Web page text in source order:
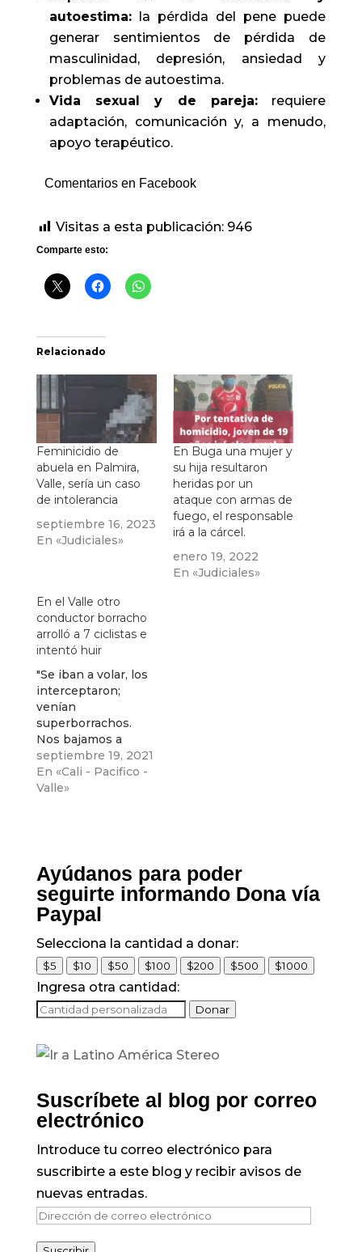
autoestima:la pérdida del pene puede
generar sentimientos de pérdida de
masculinidad, depresión, ansiedad y
problemas de autoestima.
Vida sexual y de pareja:requiere
adaptación, comunicación y, a menudo,
apoyo terapéutico.
Comentarios en Facebook
Visitas a esta publicación: 946
Comparte esto:
Relacionado
Feminicidio de
abuela en Palmira,
Valle, sería un caso
de intolerancia
septiembre 16, 2023
En «Judiciales»
En Buga una mujer y
su hija resultaron
heridas por un
ataque con armas de
fuego, el responsable
irá a la cárcel.
enero 19, 2022
En «Judiciales»
En el Valle otro
conductor borracho
arrolló a 7 ciclistas e
intentó huir
"Se iban a volar, los
interceptaron;
venían
superborrachos.
Nos bajamos a
auxiliarlos; yo le
quité las llaves del
carro al conductor ,
Policía“, señaló uno
de los testigos
septiembre 19, 2021
En «Cali - Pacifico -
Valle»
Ayúdanos para poder
seguirte informando Dona vía
Paypal
Selecciona la cantidad a donar:
$5 $10 $50 $100 $200 $500 $1000
Ingresa otra cantidad:
Donar
Suscríbete al blog por correo
electrónico
Introduce tu correo electrónico para
suscribirte a este blog y recibir avisos de
nuevas entradas.
Dirección